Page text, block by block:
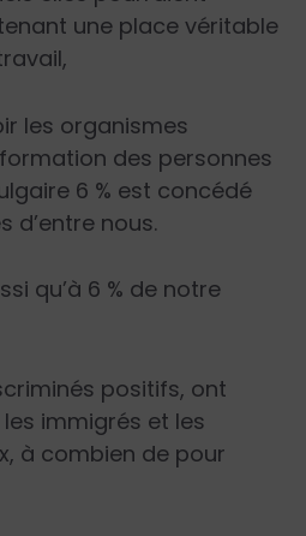
une place véritable
les organismes
des personnes
6 % est concédé
d’entre nous.
qu’à 6 % de notre
positifs, ont
immigrés et les
à combien de pour